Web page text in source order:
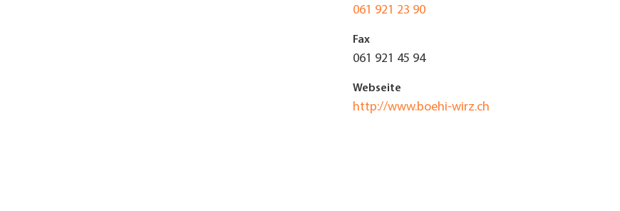
061 921 23 90
Fax
061 921 45 94
Webseite
http://www.boehi-wirz.ch